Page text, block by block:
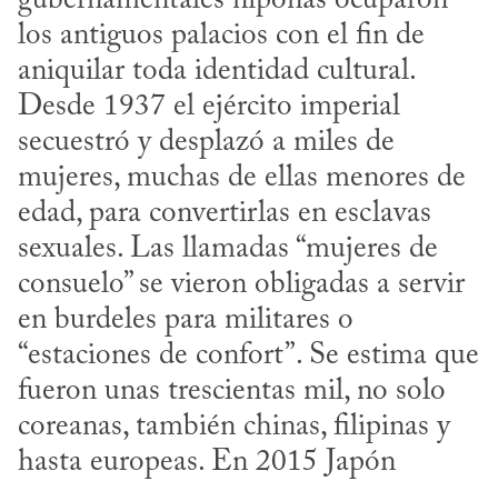
los antiguos palacios con el fin de
aniquilar toda identidad cultural.
Desde 1937 el ejército imperial
secuestró y desplazó a miles de
mujeres, muchas de ellas menores de
edad, para convertirlas en esclavas
sexuales. Las llamadas “mujeres de
consuelo” se vieron obligadas a servir
en burdeles para militares o
“estaciones de confort”. Se estima que
fueron unas trescientas mil, no solo
coreanas, también chinas, filipinas y
hasta europeas. En 2015 Japón